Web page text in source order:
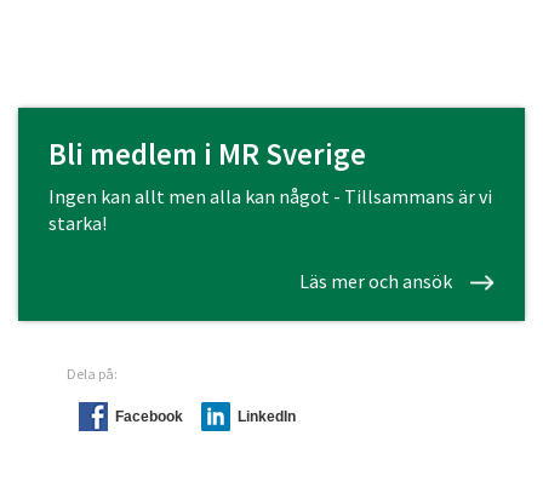
Bli medlem i MR Sverige
Ingen kan allt men alla kan något - Tillsammans är vi
starka!
Läs mer och ansök
Dela på:
Facebook LinkedIn